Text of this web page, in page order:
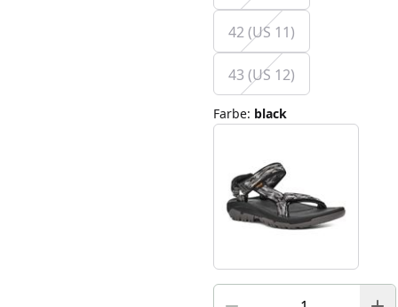
42 (US 11)
43 (US 12)
Farbe: black